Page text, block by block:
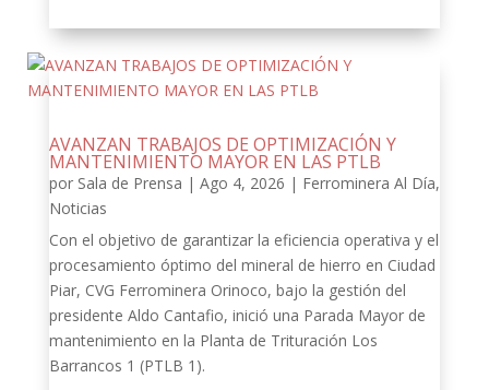
AVANZAN TRABAJOS DE OPTIMIZACIÓN Y
MANTENIMIENTO MAYOR EN LAS PTLB
por Sala de Prensa | Ago 4, 2026 | Ferrominera Al Día,
Noticias
Con el objetivo de garantizar la eficiencia operativa y el
procesamiento óptimo del mineral de hierro en Ciudad
Piar, CVG Ferrominera Orinoco, bajo la gestión del
presidente Aldo Cantafio, inició una Parada Mayor de
mantenimiento en la Planta de Trituración Los
Barrancos 1 (PTLB 1).